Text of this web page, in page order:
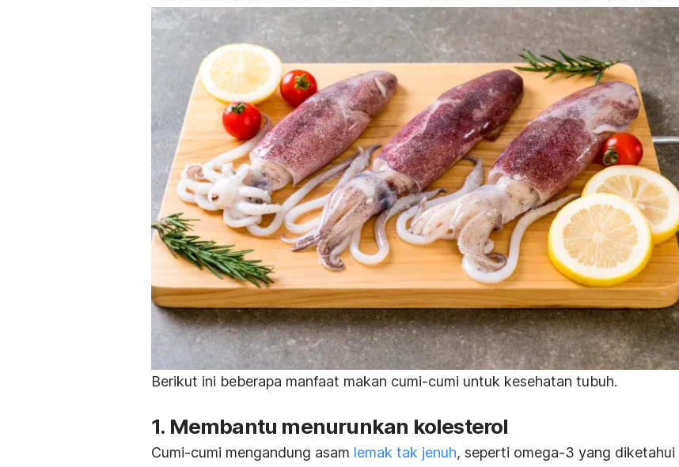
Berikut ini beberapa manfaat makan cumi-cumi untuk kesehatan tubuh.
1. Membantu menurunkan kolesterol
Cumi-cumi mengandung asam lemak tak jenuh, seperti omega-3 yang diketahui